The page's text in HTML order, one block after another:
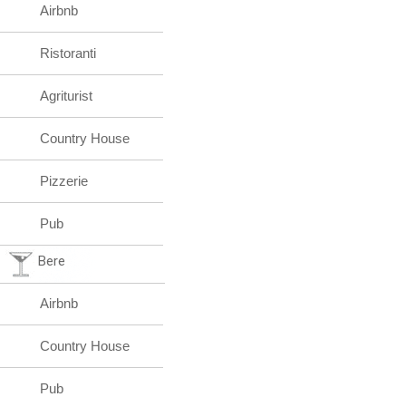
Airbnb
Ristoranti
Agriturist
Country House
Pizzerie
Pub
Bere
Airbnb
Country House
Pub